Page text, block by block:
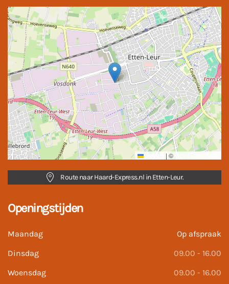
| ©
Route naar Haard-Express.nl in Etten-Leur.
Openingstijden
Maandag
Op afspraak
Dinsdag
09.00 - 16.00
Woensdag
09.00 - 16.00